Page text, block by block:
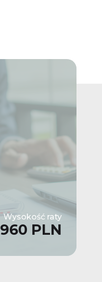
Wysokość raty
960 PLN